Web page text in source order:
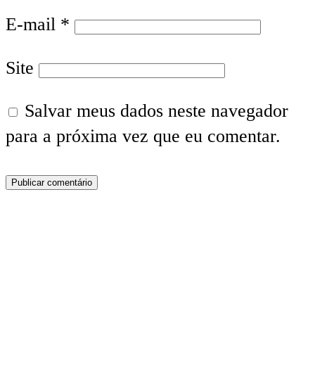
E-mail *
Site
Salvar meus dados neste navegador
para a próxima vez que eu comentar.